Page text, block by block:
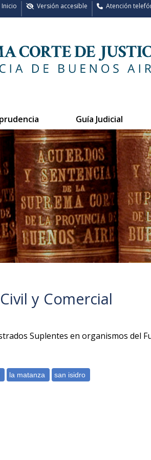
Atención
Versión accesible
Inicio
Guía Judicial
y Comercial
Suplentes en organismos del